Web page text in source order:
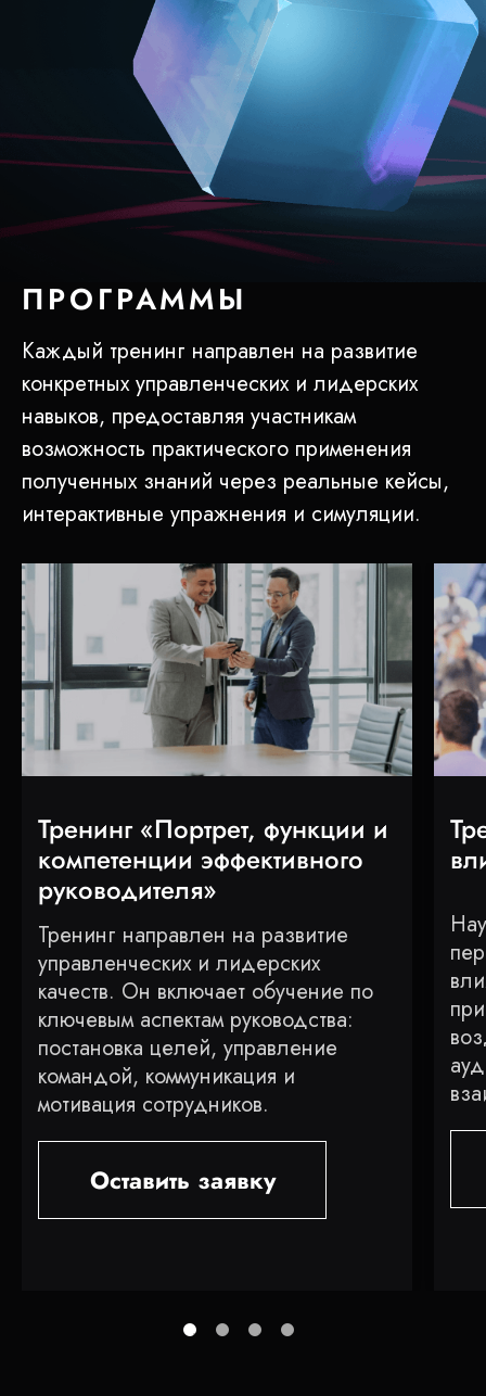
ПРОГРАММЫ
Каждый тренинг направлен на развитие
конкретных управленческих и лидерских
навыков, предоставляя участникам
возможность практического применения
полученных знаний через реальные кейсы,
интерактивные упражнения и симуляции.
Тренинг «Портрет, функции и
компетенции эффективного
руководителя»
Тренинг направлен на развитие
управленческих и лидерских
качеств. Он включает обучение по
ключевым аспектам руководства:
постановка целей, управление
командой, коммуникация и
мотивация сотрудников.
Оставить заявку